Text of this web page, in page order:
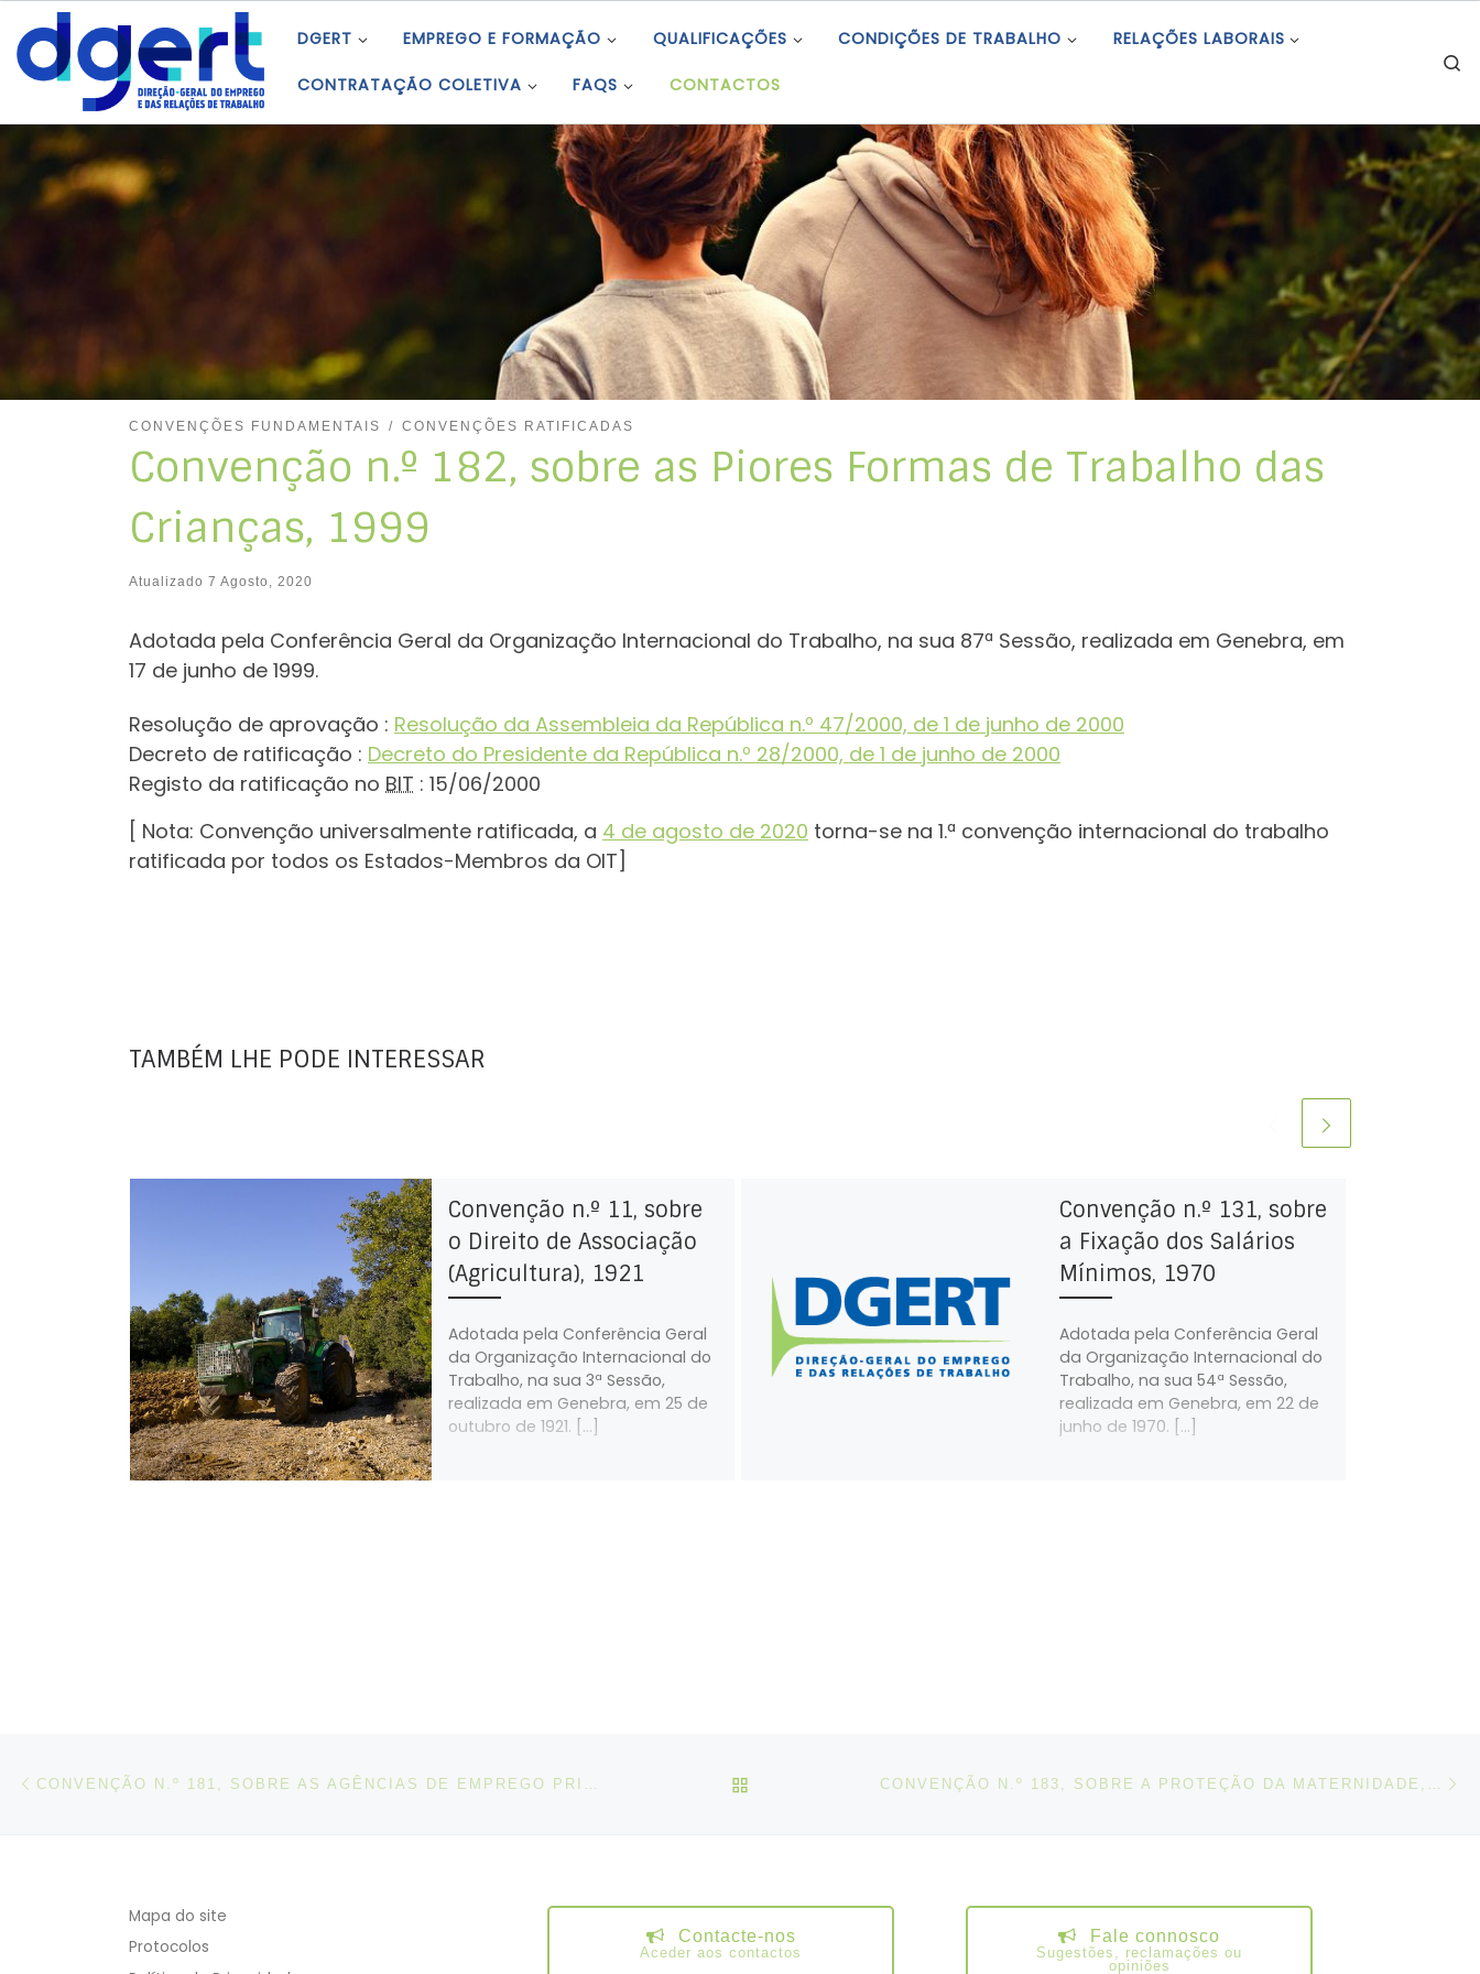
Skip to content DGERT EMPREGO E FORMAÇÃO QUALIFICAÇÕES CONDIÇÕES DE TRABALHO RELAÇÕES LABORAIS
CONTRATAÇÃO COLETIVA FAQS CONTACTOS
CONVENÇÕES FUNDAMENTAIS CONVENÇÕES RATIFICADAS
Convenção n.º 182, sobre as Piores Formas de Trabalho das
Crianças, 1999
Atualizado 7 Agosto, 2020
Adotada pela Conferência Geral da Organização Internacional do Trabalho, na sua 87ª Sessão, realizada em Genebra, em
17 de junho de 1999.
Resolução de aprovação : Resolução da Assembleia da República n.º 47/2000, de 1 de junho de 2000
Decreto de ratificação : Decreto do Presidente da República n.º 28/2000, de 1 de junho de 2000
Registo da ratificação no BIT : 15/06/2000
[ Nota: Convenção universalmente ratificada, a 4 de agosto de 2020 torna-se na 1.ª convenção internacional do trabalho
ratificada por todos os Estados-Membros da OIT]
TAMBÉM LHE PODE INTERESSAR
Convenção n.º 11, sobre
o Direito de Associação
(Agricultura), 1921
Adotada pela Conferência Geral
da Organização Internacional do
Trabalho, na sua 3ª Sessão,
realizada em Genebra, em 25 de
outubro de 1921. […]
Convenção n.º 131, sobre
a Fixação dos Salários
Mínimos, 1970
Adotada pela Conferência Geral
da Organização Internacional do
Trabalho, na sua 54ª Sessão,
realizada em Genebra, em 22 de
junho de 1970. […]
Post navigation VOLTAR À LISTA DE ARTIGOS
Mapa do site
Protocolos
Contacte-nos
Aceder aos contactos
Fale connosco
Sugestões, reclamações ou
opiniões